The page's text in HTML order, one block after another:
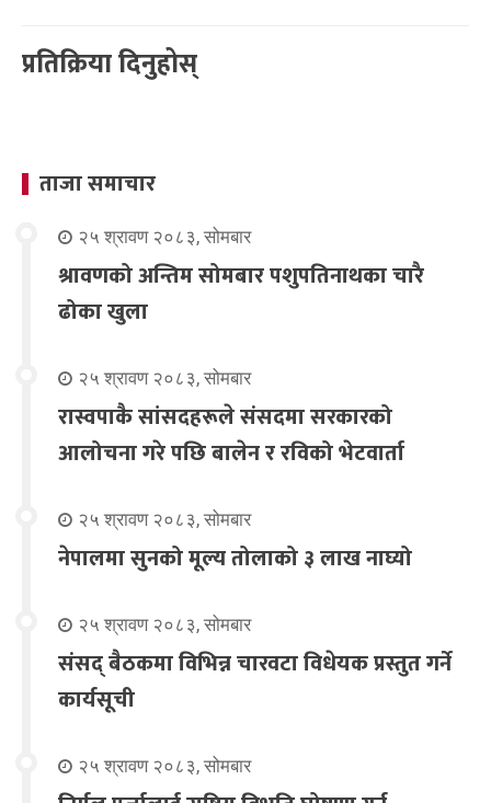
प्रतिक्रिया दिनुहोस्
ताजा समाचार
२५ श्रावण २०८३, सोमबार
श्रावणको अन्तिम सोमबार पशुपतिनाथका चारै
ढोका खुला
२५ श्रावण २०८३, सोमबार
रास्वपाकै सांसदहरूले संसदमा सरकारको
आलोचना गरे पछि बालेन र रविको भेटवार्ता
२५ श्रावण २०८३, सोमबार
नेपालमा सुनको मूल्य तोलाको ३ लाख नाघ्यो
२५ श्रावण २०८३, सोमबार
संसद् बैठकमा विभिन्न चारवटा विधेयक प्रस्तुत गर्ने
कार्यसूची
२५ श्रावण २०८३, सोमबार